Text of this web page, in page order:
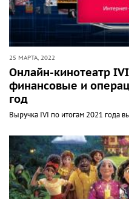
25 МАРТА, 2022
Онлайн-кинотеатр
финансовые и
год
Выручка IVI по итогам 2021 года